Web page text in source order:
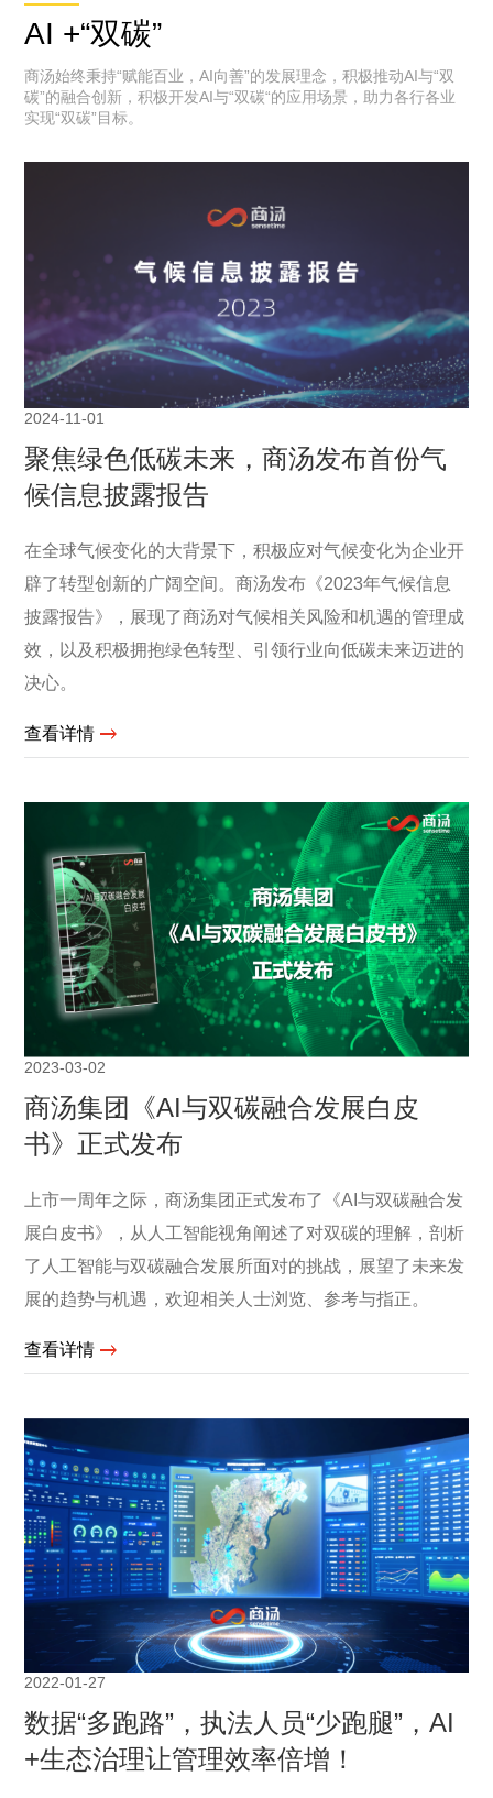
AI +“双碳”
商汤始终秉持“赋能百业，AI向善”的发展理念，积极推动AI与“双
碳”的融合创新，积极开发AI与“双碳“的应用场景，助力各行各业
实现“双碳”目标。
2024-11-01
聚焦绿色低碳未来，商汤发布首份气
候信息披露报告
在全球气候变化的大背景下，积极应对气候变化为企业开
辟了转型创新的广阔空间。商汤发布《2023年气候信息
披露报告》，展现了商汤对气候相关风险和机遇的管理成
效，以及积极拥抱绿色转型、引领行业向低碳未来迈进的
决心。
查看详情
2023-03-02
商汤集团《AI与双碳融合发展白皮
书》正式发布
上市一周年之际，商汤集团正式发布了《AI与双碳融合发
展白皮书》，从人工智能视角阐述了对双碳的理解，剖析
了人工智能与双碳融合发展所面对的挑战，展望了未来发
展的趋势与机遇，欢迎相关人士浏览、参考与指正。
查看详情
2022-01-27
数据“多跑路”，执法人员“少跑腿”，AI
+生态治理让管理效率倍增！